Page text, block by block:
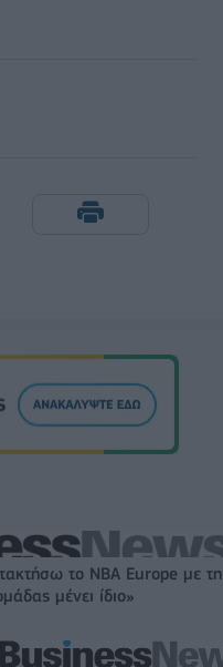
το ΝΒΑ Europe με τη
μένει ίδιο»